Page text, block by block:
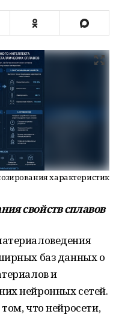
характеристик
свойств сплавов
баз данных о
и
нейронных сетей.
что нейросети,